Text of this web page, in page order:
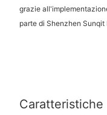
grazie
parte di Shenzhen